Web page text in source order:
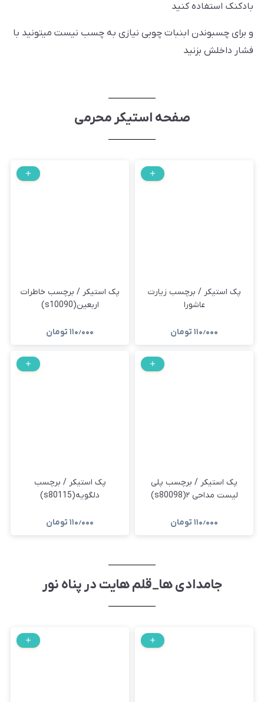
بادکنک استفاده کنید
و برای چسبوندن ابنبات چوبی نیازی به چسب نیست میتونید با
فشار داخلش بزنید
صفحه استیکر محرمی
پک استیکر / برچسب زیارت
عاشورا
۱۱۰٫۰۰۰ تومان
پک استیکر / برچسب خاطرات
اربعین(s10090)
۱۱۰٫۰۰۰ تومان
پک استیکر / برچسب پلی
لیست مداحی ۲(s80098)
۱۱۰٫۰۰۰ تومان
پک استیکر / برچسب
دلگویه(s80115)
۱۱۰٫۰۰۰ تومان
جامدادی ها_قلم هایت در پناه نور